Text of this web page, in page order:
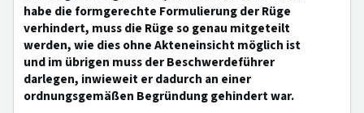
habe die formgerechte Formulierung der Rüge
verhindert, muss die Rüge so genau mitgeteilt
werden, wie dies ohne Akteneinsicht möglich ist
und im übrigen muss der Beschwerdeführer
darlegen, inwieweit er dadurch an einer
ordnungsgemäßen Begründung gehindert war.